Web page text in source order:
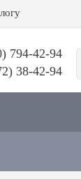
794-42-94
38-42-94